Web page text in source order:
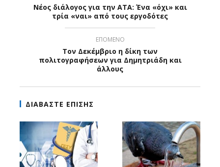
Νέος διάλογος για την ΑΤΑ: Ένα «όχι» και
τρία «ναι» από τους εργοδότες
ΕΠΟΜΕΝΟ
Τον Δεκέμβριο η δίκη των
πολιτογραφήσεων για Δημητριάδη και
άλλους
ΔΙΑΒΑΣΤΕ ΕΠΙΣΗΣ